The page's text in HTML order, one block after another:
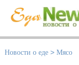
Новости о еде > Мясо